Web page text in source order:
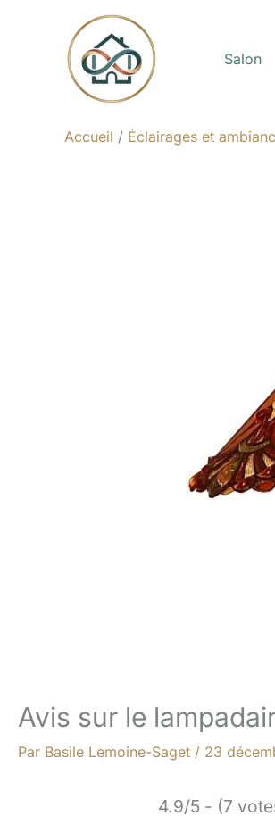
Salon
Accueil Éclairages et
Avis sur le
Par Basile Lemoine-Saget / 23
4.9/5 - (7